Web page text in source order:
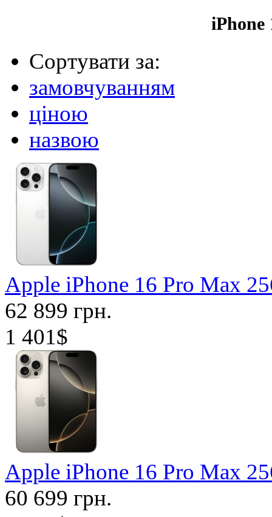
iPhone
Сортувати за:
замовчуванням
ціною
назвою
Apple iPhone 16 Pro Max
62 899 грн.
1 401$
Apple iPhone 16 Pro Max
60 699 грн.